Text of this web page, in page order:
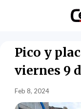
Pico y
viernes 9
Feb 8, 2024